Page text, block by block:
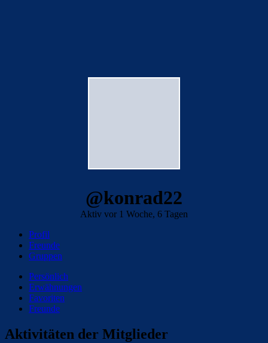
@konrad22
Aktiv vor 1 Woche, 6 Tagen
Profil
Freunde
Gruppen
Persönlich
Erwähnungen
Favoriten
Freunde
Aktivitäten der Mitglieder